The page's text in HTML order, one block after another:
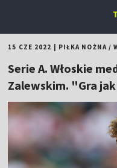
15 CZE 2022 PIŁKA NOŻNA/
Serie A. Włoskie
Zalewskim. "Gra